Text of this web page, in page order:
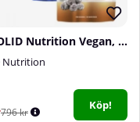
4 x SOLID Nutrition Vegan, 750 g
Nutrition
796 kr
Köp!